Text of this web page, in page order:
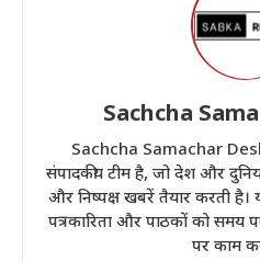
Sachcha
Sachcha Samachar
संपादकीय टीम है, जो देश और
और निष्पक्ष खबरें तैयार करती है।
पत्रकारिता और पाठकों को समय
पर काम